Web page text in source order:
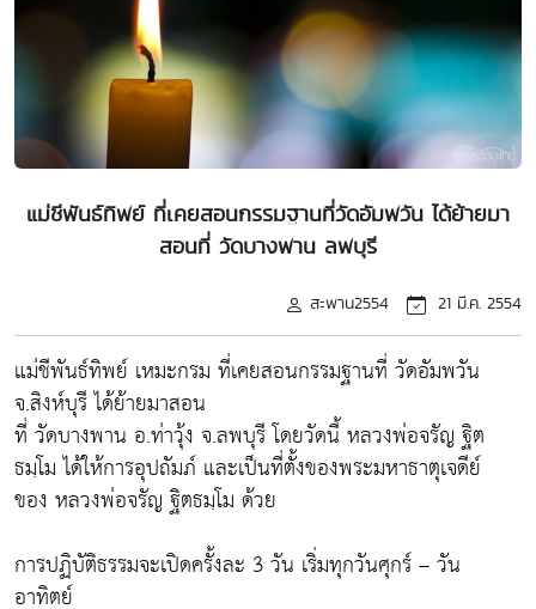
แม่ชีพันธ์ทิพย์ ที่เคยสอนกรรมฐานที่วัดอัมพวัน ได้ย้ายมา
สอนที่ วัดบางพาน ลพบุรี
สะพาน2554 21 มี.ค. 2554
แม่ชีพันธ์ทิพย์ เหมะกรม ที่เคยสอนกรรมฐานที่ วัดอัมพวัน
จ.สิงห์บุรี ได้ย้ายมาสอน
ที่ วัดบางพาน อ.ท่าวุ้ง จ.ลพบุรี โดยวัดนี้ หลวงพ่อจรัญ ฐิต
ธมฺโม ได้ให้การอุปถัมภ์ และเป็นที่ตั้งของพระมหาธาตุเจดีย์
ของ หลวงพ่อจรัญ ฐิตธมฺโม ด้วย
การปฏิบัติธรรมจะเปิดครั้งละ 3 วัน เริ่มทุกวันศุกร์ – วัน
อาทิตย์